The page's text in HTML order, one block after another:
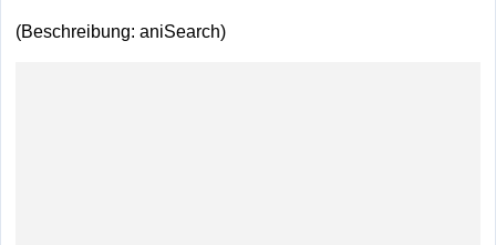
(Beschreibung: aniSearch)